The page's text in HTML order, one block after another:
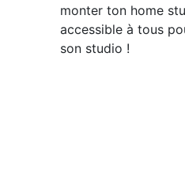
monter ton home
accessible à tous
son studio !